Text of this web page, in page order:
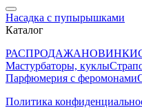
Насадка с пупырышками
Каталог
РАСПРОДАЖАНОВИНКИ
Мастурбаторы, куклы
Парфюмерия с феромонами
Политика